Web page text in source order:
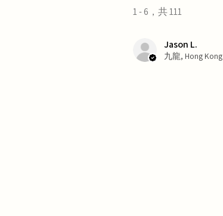
1 - 6，共 111
Jason L.
九龍, Hong Kong